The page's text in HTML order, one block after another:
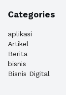
Categories
aplikasi
Artikel
Berita
bisnis
Bisnis Digital